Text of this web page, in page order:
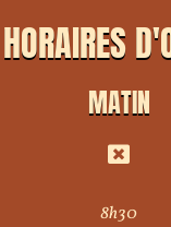
MATIN
8h30